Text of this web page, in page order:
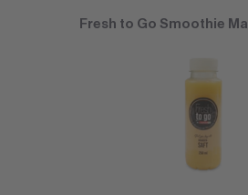
Fresh to Go Smoothie